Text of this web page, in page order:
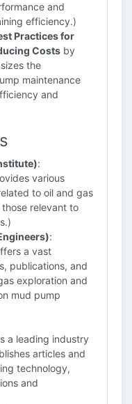
and
efficiency.)
Practices for
Costs by
the
maintenance
and
:
various
to oil and gas
relevant to
:
a vast
publications, and
exploration and
mud pump
a leading industry
articles and
technology,
and